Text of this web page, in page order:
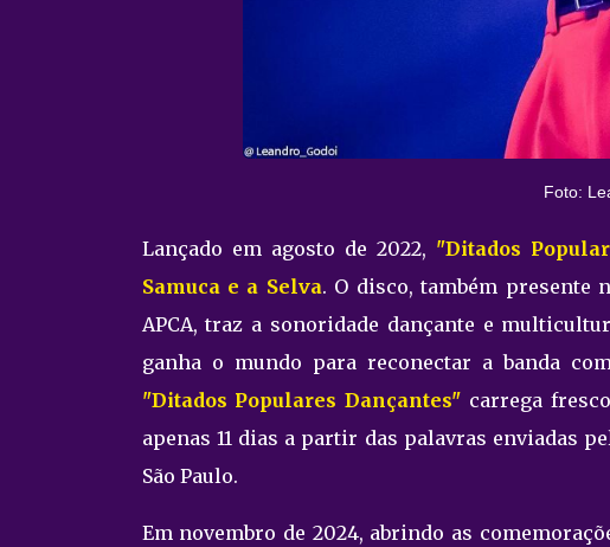
Foto:
Lançado em agosto de 2022, "Ditados
Samuca e a Selva. O disco, também presente
APCA, traz a sonoridade dançante e
ganha o mundo para reconectar a banda
"Ditados Populares Dançantes" carrega
apenas 11 dias a partir das palavras enviadas
São Paulo.
Em novembro de 2024, abrindo as